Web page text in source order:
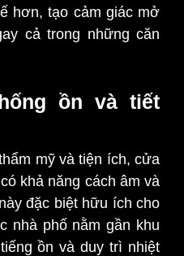
hơn, tạo cảm giác mở
cả trong những căn
ồn và tiết
mỹ và tiện ích, cửa
khả năng cách âm và
đặc biệt hữu ích cho
nhà phố nằm gần khu
ồn và duy trì nhiệt